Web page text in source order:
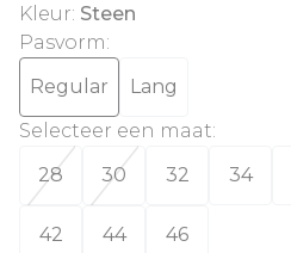
Kleur: Steen
Pasvorm:
Regular
Lang
Selecteer een maat:
28
30 32 34
42 44 46